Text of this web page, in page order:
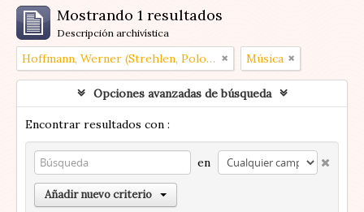
Mostrando 1 resultados
Descripción archivística
Hoffmann, Werner (Strehlen, Polonia 1907 – Buenos Aires, Argentina 1989) Música
Opciones avanzadas de búsqueda
Encontrar resultados con :
en
Añadir nuevo criterio